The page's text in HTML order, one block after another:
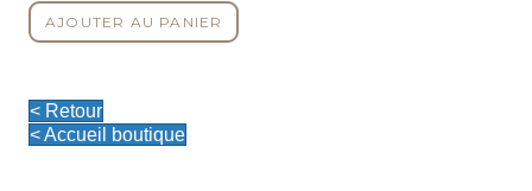
quantité
de
Citadine
AJOUTER AU PANIER
< Retour
< Accueil boutique